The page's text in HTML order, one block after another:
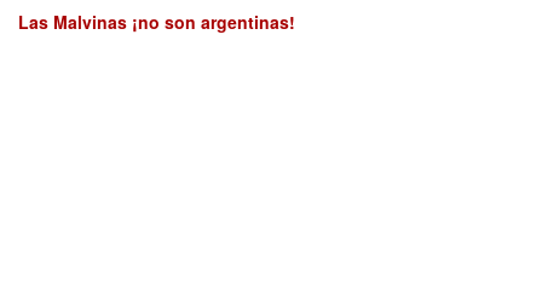
Las Malvinas ¡no son argentinas!